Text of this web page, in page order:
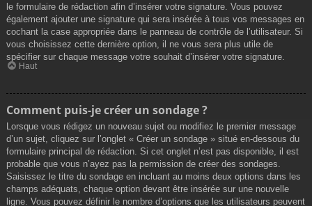
le formulaire de rédaction afin d’insérer votre signature. Vous pouvez
également ajouter une signature qui sera insérée à tous vos messages en
cochant la case appropriée dans le panneau de contrôle de l’utilisateur. Si
vous choisissez cette dernière option, il ne vous sera plus utile de
spécifier sur chaque message votre souhait d’insérer votre signature.
Haut
Comment puis-je créer un sondage ?
Lorsque vous rédigez un nouveau sujet ou modifiez le premier message
d’un sujet, cliquez sur l’onglet « Créer un sondage » situé en-dessous du
formulaire principal de rédaction. Si cet onglet n’est pas disponible, il est
probable que vous n’ayez pas la permission de créer des sondages.
Saisissez le titre du sondage en incluant au moins deux options dans les
champs adéquats, chaque option devant être insérée sur une nouvelle
ligne. Vous pouvez définir le nombre d’options que les utilisateurs peuvent